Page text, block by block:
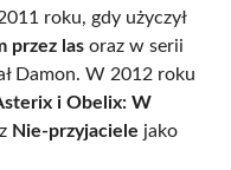
roku, gdy użyczył
przez las oraz w serii
Damon. W 2012 roku
i Obelix: W
Nie-przyjaciele jako